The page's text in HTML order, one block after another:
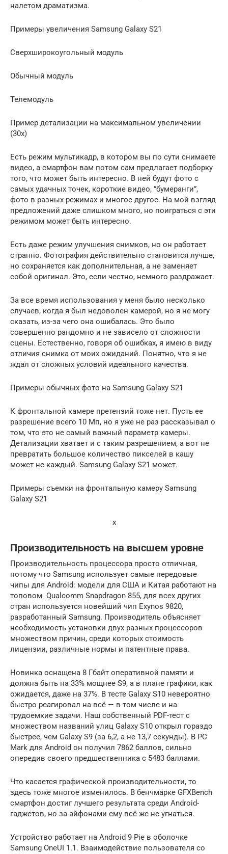
налетом драматизма.
Примеры увеличения Samsung Galaxy S21
Сверхширокоугольный модуль
Обычный модуль
Телемодуль
Пример детализации на максимальном увеличении
(30х)
Есть режим мультикадр, в котором вы по сути снимаете
видео, а смартфон вам потом сам предлагает подборку
того, что может быть интересно. В ней будут фото с
самых удачных точек, короткие видео, ”бумеранги”,
фото в разных режимах и многое другое. На мой взгляд
предложений даже слишком много, но поиграться с эти
режимом может быть интересно.
Есть даже режим улучшения снимков, но он работает
странно. Фотография действительно становится лучше,
но сохраняется как дополнительная, а не заменяет
собой оригинал. Это, если честно, немного раздражает.
За все время использования у меня было несколько
случаев, когда я был недоволен камерой, но я не могу
сказать, из-за чего она ошибалась. Это было
совершенно рандомно и не зависело от сложности
сцены. Естественно, говоря об ошибках, я имею в виду
отличия снимка от моих ожиданий. Понятно, что я не
ждал от сложных условий идеального качества.
Примеры обычных фото на Samsung Galaxy S21
К фронтальной камере претензий тоже нет. Пусть ее
разрешение всего 10 Мп, но я уже не раз рассказывал о
том, что это не самый важный параметр камеры.
Детализации хватает и с таким разрешением, а вот не
превратить большое количество пикселей в кашу
может не каждый. Samsung Galaxy S21 может.
Примеры съемки на фронтальную камеру Samsung
Galaxy S21
x
Производительность на высшем уровне
Производительность процессора просто отличная,
потому что Samsung использует самые передовые
чипы для Android: модели для США и Китая работают на
топовом Qualcomm Snapdragon 855, для всех других
стран используется новейший чип Exynos 9820,
разработанный Samsung. Производитель объясняет
необходимость установки двух разных процессоров
множеством причин, среди которых стоимость
лицензии, различные нормы и патентные права.
Новинка оснащена 8 Гбайт оперативной памяти и
должна быть на 33% мощнее S9, а в плане графики, как
ожидается, даже на 37%. В тесте Galaxy S10 невероятно
быстро реагировал на всё — в том числе и на
трудоемкие задачи. Наш собственный PDF-тест с
множеством названий улиц Galaxy S10 открыл гораздо
быстрее, чем Galaxy S9 (за 6,2, а не 13,7 секунды). В PC
Mark для Android он получил 7862 баллов, сильно
опередив своего предшественника с 5483 баллами.
Что касается графической производительности, то
здесь тоже многое изменилось. В бенчмарке GFXBench
смартфон достиг лучшего результата среди Android-
гаджетов, но за айфонами ему всё же не угнаться.
Устройство работает на Android 9 Pie в оболочке
Samsung OneUI 1.1. Взаимодействие пользователя со